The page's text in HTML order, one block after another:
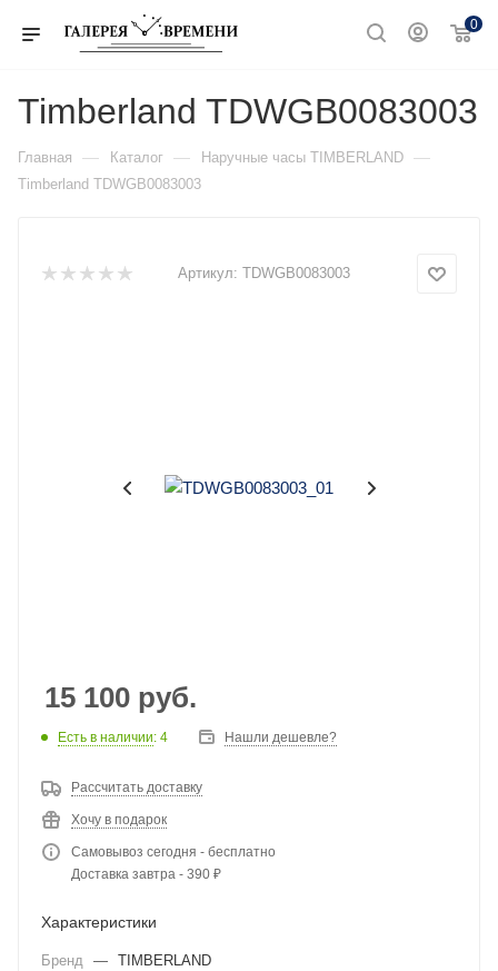
0
Timberland TDWGB0083003
Главная — Каталог — Наручные часы TIMBERLAND —
Timberland TDWGB0083003
Артикул: TDWGB0083003
15 100 руб.
Есть в наличии: 4 Нашли дешевле?
Рассчитать доставку
Хочу в подарок
Самовывоз сегодня - бесплатно
Доставка завтра - 390 ₽
Характеристики
Бренд — TIMBERLAND